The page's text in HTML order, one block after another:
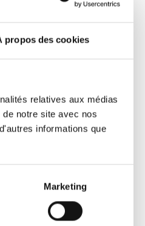
propos des cookies
relatives aux médias
notre site avec nos
informations que
Marketing
fonctionnent
un soignant,
de changer.
vous passez de
la neige et à la
si vous
crème